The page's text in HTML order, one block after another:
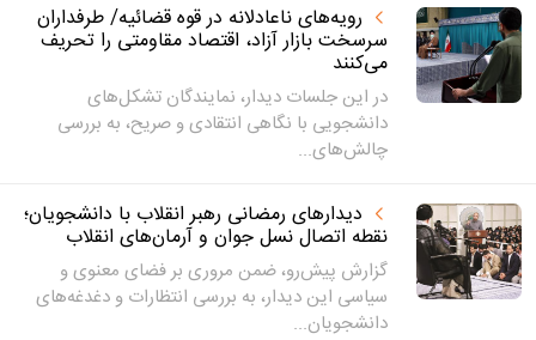
رویه‌های ناعادلانه در قوه قضائیه/ طرفداران
سرسخت بازار آزاد، اقتصاد مقاومتی را تحریف
می‌کنند
در این جلسات دیدار، نمایندگان تشکل‌های
دانشجویی با نگاهی انتقادی و صریح، به بررسی
چالش‌های...
دیدارهای رمضانی رهبر انقلاب با دانشجویان؛
نقطه اتصال نسل جوان و آرمان‌های انقلاب
گزارش پیش‌رو، ضمن مروری بر فضای معنوی و
سیاسی این دیدار، به بررسی انتظارات و دغدغه‌های
دانشجویان...